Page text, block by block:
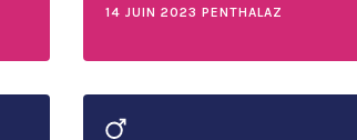
14 JUIN 2023 PENTHALAZ